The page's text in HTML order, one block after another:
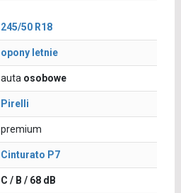
245/50 R18
opony letnie
auta osobowe
Pirelli
premium
Cinturato P7
C / B / 68 dB